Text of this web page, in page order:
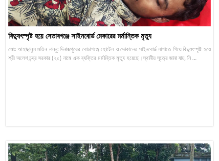
বিদ্যুৎস্পৃষ্ট হয়ে সেতাবগঞ্জে সাইনবোর্ড মেকারের মর্মান্তিক মৃত্যু
মোঃ আহাছানুল মতিন নান্নু: দিনাজপুরের বোচাগঞ্জে হোটেল ও দোকানের সাইনবোর্ড লাগাতে গিয়ে বিদ্যুৎস্পৃষ্ট হয়ে
শ্রী অলেশ চন্দ্র সরকার (২০) নামে এক ব্যক্তির মর্মান্তিক মৃত্যু হয়েছে।স্থানীয় সূত্রে জানা যায়, নি ...